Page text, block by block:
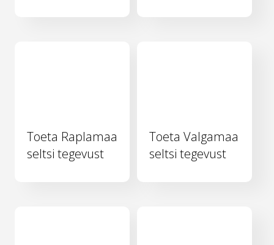
Toeta Raplamaa
seltsi tegevust
Toeta Valgamaa
seltsi tegevust